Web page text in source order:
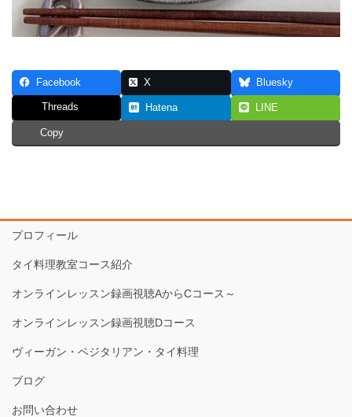
Facebook X Bluesky
Threads Hatena LINE
Copy
プロフィール
タイ料理教室コース紹介
オンラインレッスン録画視聴AからCコース～
オンラインレッスン録画視聴Dコース
ヴィーガン・ベジタリアン・タイ料理
ブログ
お問い合わせ